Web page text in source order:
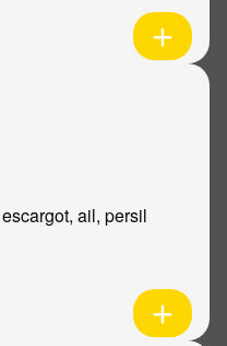
ail, persil